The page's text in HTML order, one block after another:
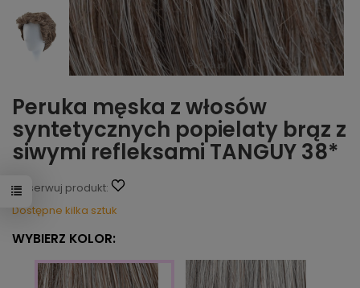
Peruka męska z włosów
syntetycznych popielaty brąz z
siwymi refleksami TANGUY 38*
Obserwuj produkt:
Dostępne kilka sztuk
WYBIERZ KOLOR: